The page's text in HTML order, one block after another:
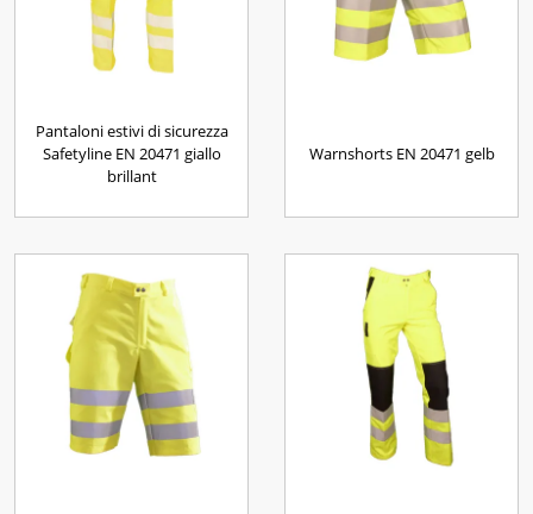
Pantaloni estivi di sicurezza
Safetyline EN 20471 giallo
brillant
Warnshorts EN 20471 gelb